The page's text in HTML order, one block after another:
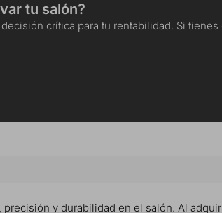
tu salón?
crítica para tu rentabilidad. Si
y durabilidad en el salón. Al